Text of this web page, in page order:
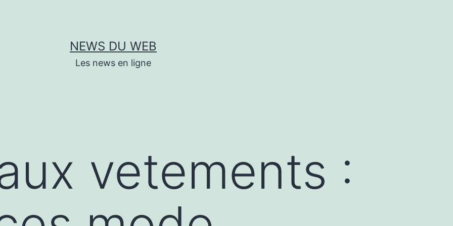
NEWS DU WEB
Les news en ligne
vetements :